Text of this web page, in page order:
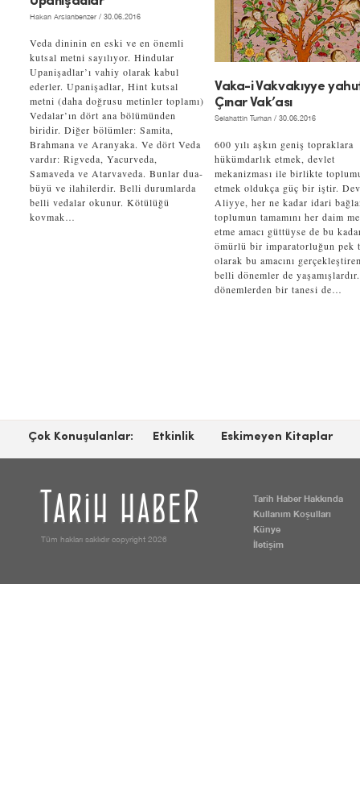
Hakan Arslanbenzer / 30.06.2016
Veda dininin en eski ve en önemli
kutsal metni sayılıyor. Hindular
Upanişadlar’ı vahiy olarak kabul
ederler. Upanişadlar, Hint kutsal
metni (daha doğrusu metinler toplamı)
Vedalar’ın dört ana bölümünden
biridir. Diğer bölümler: Samita,
Brahmana ve Aranyaka. Ve dört Veda
vardır: Rigveda, Yacurveda,
Samaveda ve Atarvaveda. Bunlar dua-
büyü ve ilahilerdir. Belli durumlarda
belli vedalar okunur. Kötülüğü
kovmak…
Vaka-i Vakvakıyye
Çınar Vak’ası
Selahattin Turhan / 30.06.2016
600 yılı aşkın geniş topraklara
hükümdarlık etmek, devlet
mekanizması ile birlikte
etmek oldukça güç bir iştir.
Aliyye, her ne kadar idari
toplumun tamamını her daim
etme amacı güttüyse de bu
ömürlü bir imparatorluğun pek
olarak bu amacını
belli dönemler de
dönemlerden bir tanesi de…
Çok Konuşulanlar: Etkinlik Eskimeyen Kitaplar
Tarih Haber Hakkında
Kullanım Koşulları
Künye
İletişim
Tüm hakları saklıdır copyright 2026